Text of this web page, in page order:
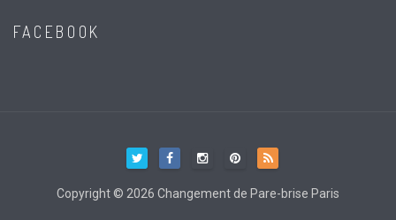
FACEBOOK
Copyright © 2026 Changement de Pare-brise Paris